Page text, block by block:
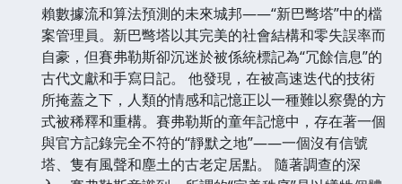
賴數據流和算法預測的未來城邦——“新巴彆塔”中的檔
案管理員。新巴彆塔以其完美的社會結構和零失誤率而
自豪，但賽弗勒斯卻沉迷於被係統標記為“冗餘信息”的
古代文獻和手寫日記。 他發現，在被高速迭代的技術
所掩蓋之下，人類的情感和記憶正以一種難以察覺的方
式被稀釋和重構。賽弗勒斯的童年記憶中，存在著一個
與官方記錄完全不符的“靜默之地”——一個沒有信號
塔、隻有風聲和塵土的古老定居點。 隨著調查的深